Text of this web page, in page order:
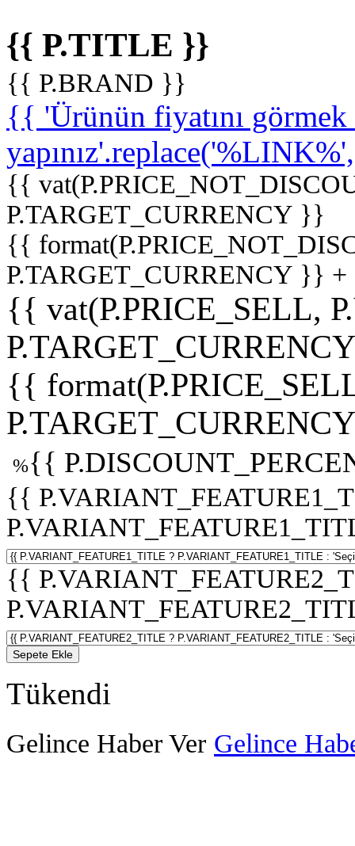
{{ P.TITLE }}
{{ P.BRAND }}
{{ 'Ürünün fiyatını
{{
P.TARGET_CURRENCY }}
{{
P.TARGET_CURRENCY }}
{{ vat(P.PRICE_SELL,
{{
%{{
{{
{{
Sepete Ekle
Tükendi
Gelince Haber Ver Gelince